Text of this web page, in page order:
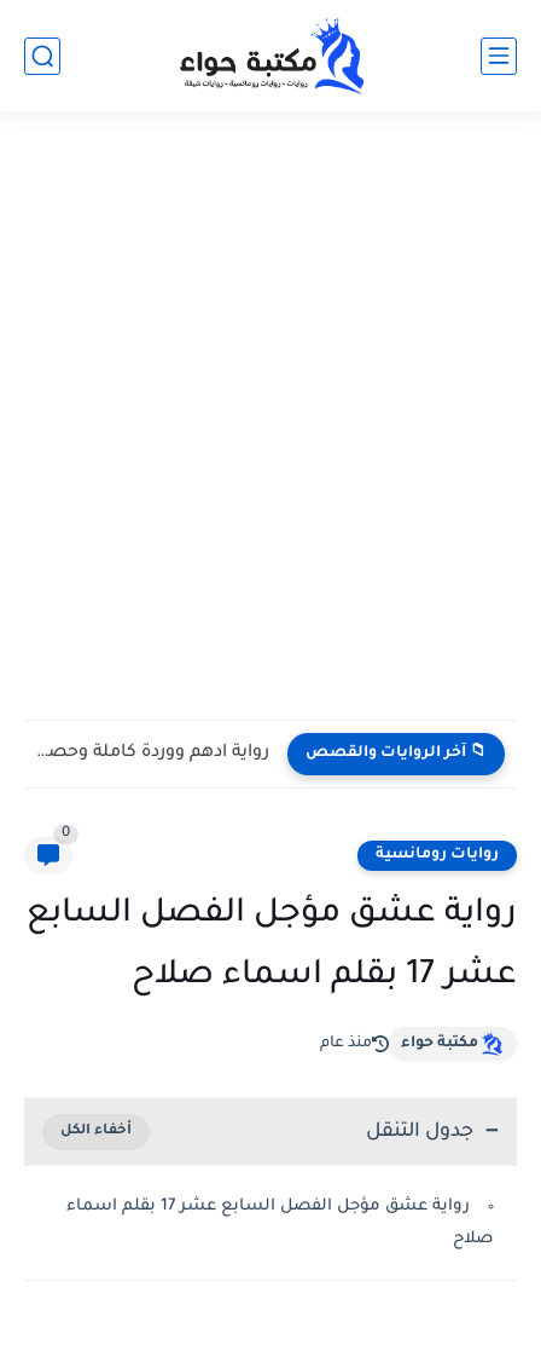
📁 آخر الروايات والقصص رواية ادهم ووردة كاملة وحصرية بقلم القلم الذهبي
روايات رومانسية
0
رواية عشق مؤجل الفصل السابع
عشر 17 بقلم اسماء صلاح
مكتبة حواء منذ عام
جدول التنقل
رواية عشق مؤجل الفصل السابع عشر 17 بقلم اسماء
صلاح